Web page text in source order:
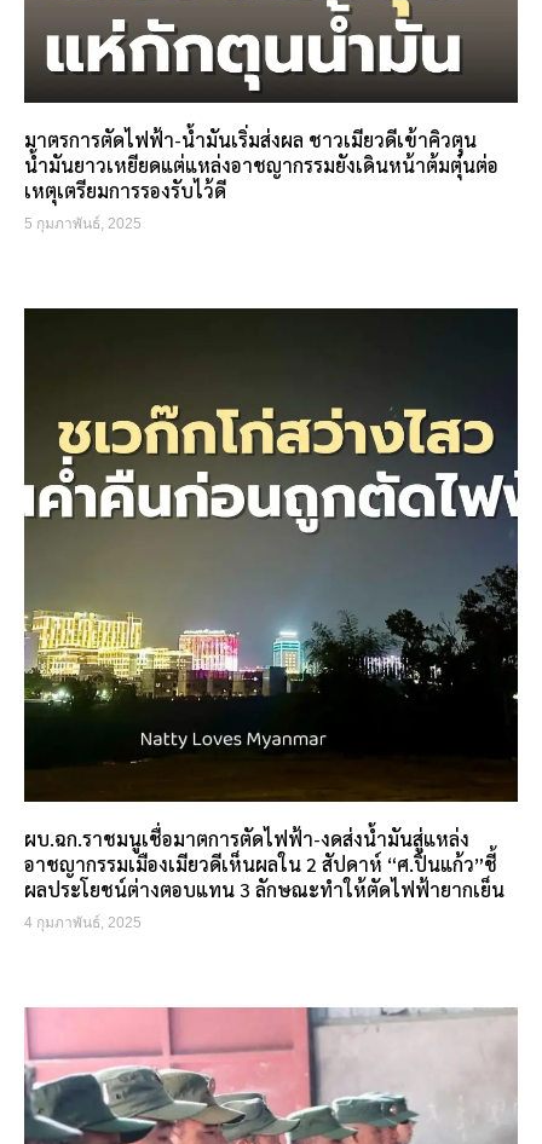
มาตรการตัดไฟฟ้า-น้ำมันเริ่มส่งผล ชาวเมียวดีเข้าคิวตุน
น้ำมันยาวเหยียดแต่แหล่งอาชญากรรมยังเดินหน้าต้มตุ๋นต่อ
เหตุเตรียมการรองรับไว้ดี
5 กุมภาพันธ์, 2025
ผบ.ฉก.ราชมนูเชื่อมาตการตัดไฟฟ้า-งดส่งน้ำมันสู่แหล่ง
อาชญากรรมเมืองเมียวดีเห็นผลใน 2 สัปดาห์ “ศ.ปิ่นแก้ว”ชี้
ผลประโยชน์ต่างตอบแทน 3 ลักษณะทำให้ตัดไฟฟ้ายากเย็น
4 กุมภาพันธ์, 2025